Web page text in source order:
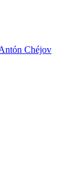
Chéjov